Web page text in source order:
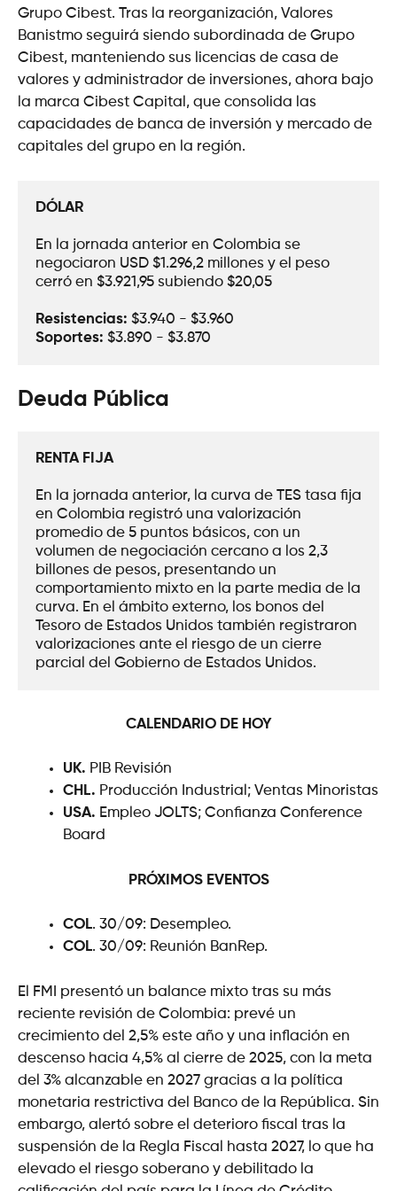
Grupo Cibest. Tras la reorganización, Valores
Banistmo seguirá siendo subordinada de Grupo
Cibest, manteniendo sus licencias de casa de
valores y administrador de inversiones, ahora bajo
la marca Cibest Capital, que consolida las
capacidades de banca de inversión y mercado de
capitales del grupo en la región.
DÓLAR
En la jornada anterior en Colombia se
negociaron USD $1.296,2 millones y el peso
cerró en $3.921,95 subiendo $20,05
Resistencias: $3.940 - $3.960
Soportes: $3.890 - $3.870
Deuda Pública
RENTA FIJA
En la jornada anterior, la curva de TES tasa fija
en Colombia registró una valorización
promedio de 5 puntos básicos, con un
volumen de negociación cercano a los 2,3
billones de pesos, presentando un
comportamiento mixto en la parte media de la
curva. En el ámbito externo, los bonos del
Tesoro de Estados Unidos también registraron
valorizaciones ante el riesgo de un cierre
parcial del Gobierno de Estados Unidos.
CALENDARIO DE HOY
UK. PIB Revisión
CHL. Producción Industrial; Ventas Minoristas
USA. Empleo JOLTS; Confianza Conference
Board
PRÓXIMOS EVENTOS
COL. 30/09: Desempleo.
COL. 30/09: Reunión BanRep.
El FMI presentó un balance mixto tras su más
reciente revisión de Colombia: prevé un
crecimiento del 2,5% este año y una inflación en
descenso hacia 4,5% al cierre de 2025, con la meta
del 3% alcanzable en 2027 gracias a la política
monetaria restrictiva del Banco de la República. Sin
embargo, alertó sobre el deterioro fiscal tras la
suspensión de la Regla Fiscal hasta 2027, lo que ha
elevado el riesgo soberano y debilitado la